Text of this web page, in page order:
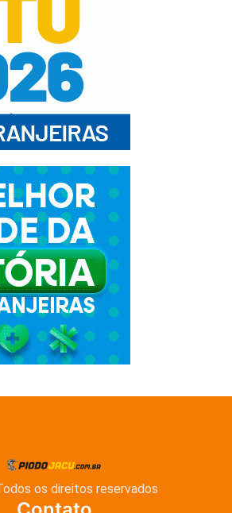
os direitos reservados